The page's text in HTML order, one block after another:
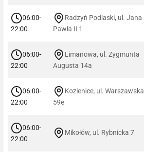
06:00-
22:00
Radzyń Podlaski, ul. Jana
Pawła II 1
06:00-
22:00
Limanowa, ul. Zygmunta
Augusta 14a
06:00-
22:00
Kozienice, ul. Warszawska
59e
06:00-
22:00
Mikołów, ul. Rybnicka 7